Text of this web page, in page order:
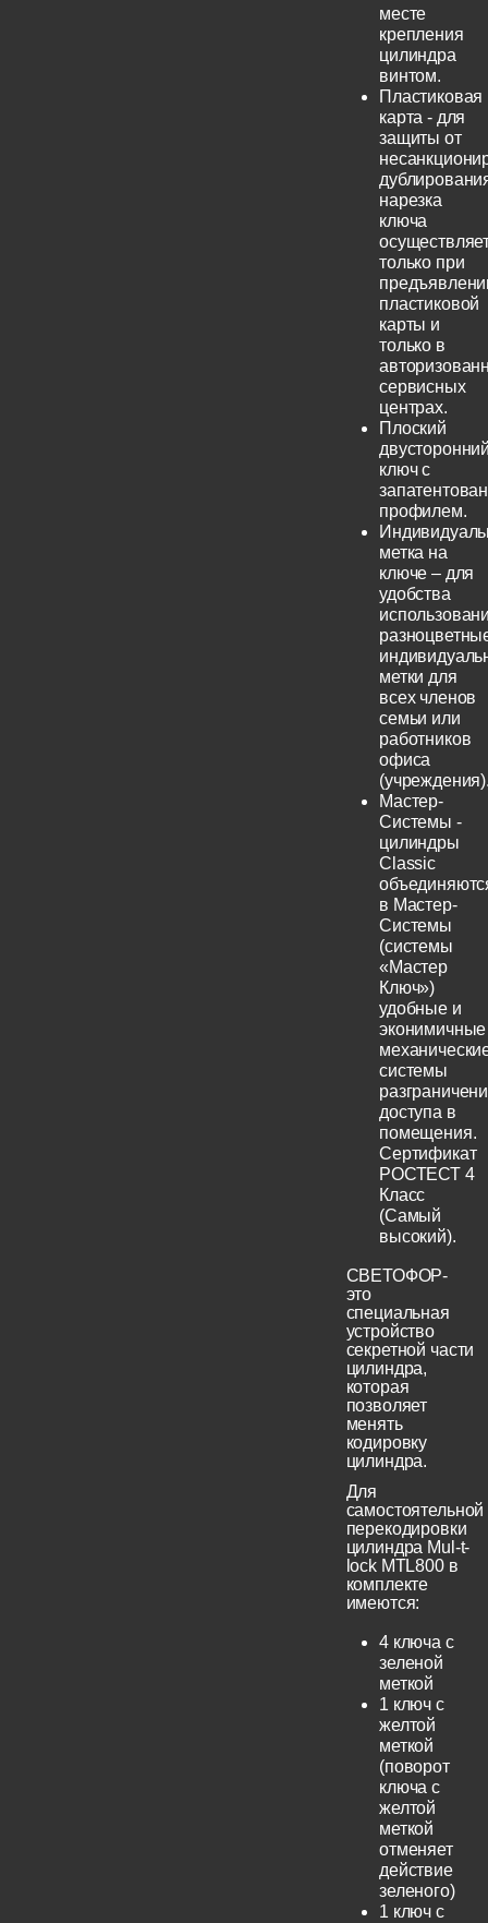
месте
крепления
цилиндра
винтом.
Пластиковая
карта - для
защиты от
нарезка
ключа
только при
пластиковой
карты и
только в
сервисных
центрах.
Плоский
ключ с
профилем.
метка на
ключе – для
удобства
метки для
всех членов
семьи или
работников
офиса
Мастер-
Системы -
цилиндры
Classic
в Мастер-
Системы
(системы
«Мастер
Ключ»)
удобные и
эконимичные
системы
доступа в
помещения.
Сертификат
РОСТЕСТ 4
Класс
(Самый
высокий).
СВЕТОФОР-
это
специальная
устройство
секретной части
цилиндра,
которая
позволяет
менять
кодировку
цилиндра.
Для
самостоятельной
перекодировки
цилиндра Mul-t-
lock MTL800 в
комплекте
имеются:
4 ключа с
зеленой
меткой
1 ключ с
желтой
меткой
(поворот
ключа с
желтой
меткой
отменяет
действие
зеленого)
1 ключ с